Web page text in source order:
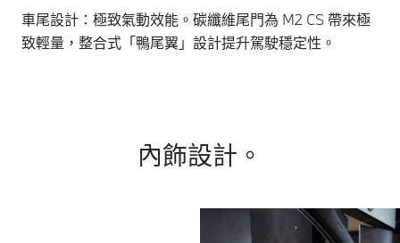
車尾設計：極致氣動效能。碳纖維尾門為 M2 CS 帶來極
致輕量，整合式「鴨尾翼」設計提升駕駛穩定性。
內飾設計。